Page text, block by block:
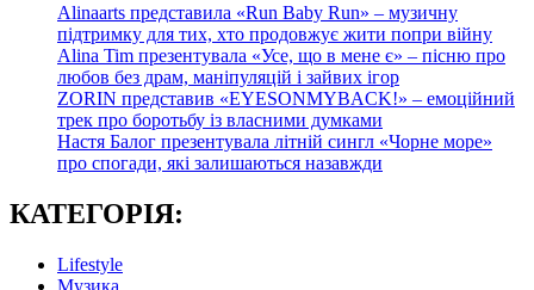
Alinaarts представила «Run Baby Run» – музичну
підтримку для тих, хто продовжує жити попри війну
Alina Tim презентувала «Усе, що в мене є» – пісню про
любов без драм, маніпуляцій і зайвих ігор
ZORIN представив «EYESONMYBACK!» – емоційний
трек про боротьбу із власними думками
Настя Балог презентувала літній сингл «Чорне море»
про спогади, які залишаються назавжди
КАТЕГОРІЯ:
Lifestyle
Музика